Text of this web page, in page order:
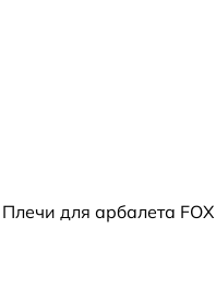
Плечи для арбалета